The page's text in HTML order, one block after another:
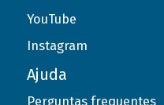
YouTube
Instagram
Ajuda
Perguntas frequentes